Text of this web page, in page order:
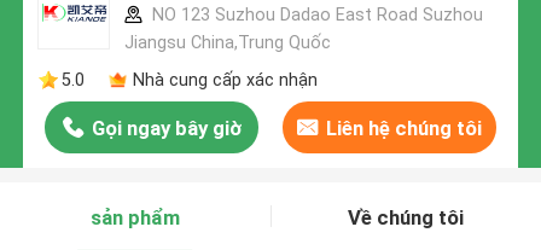
NO 123 Suzhou Dadao East Road Suzhou
Jiangsu China,Trung Quốc
5.0
Nhà cung cấp xác nhận
Gọi ngay bây giờ Liên hệ chúng tôi
sản phẩm Về chúng tôi